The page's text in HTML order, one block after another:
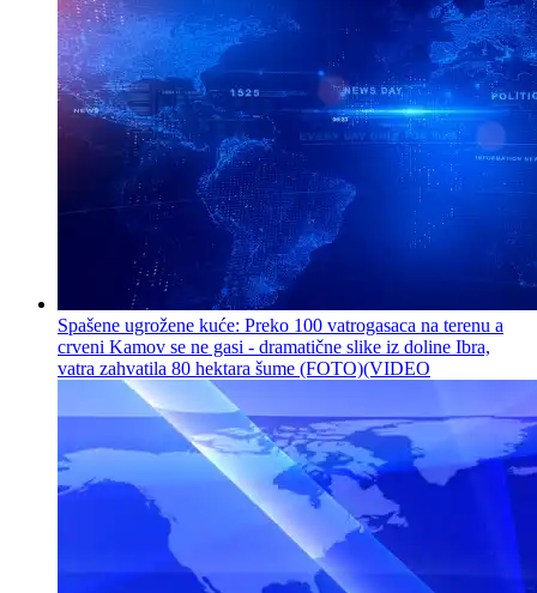
Spašene ugrožene kuće: Preko 100 vatrogasaca na terenu a
crveni Kamov se ne gasi - dramatične slike iz doline Ibra,
vatra zahvatila 80 hektara šume (FOTO)(VIDEO